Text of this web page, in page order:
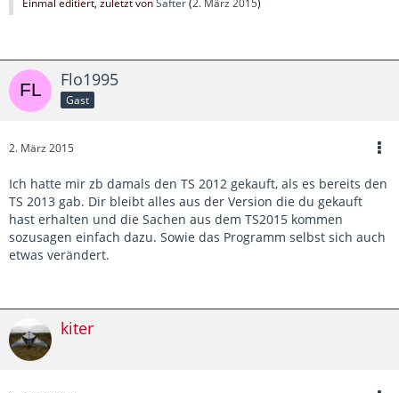
Einmal editiert, zuletzt vonSafter(2. März 2015)
Flo1995
Gast
2. März 2015
Ich hatte mir zb damals den TS 2012 gekauft, als es bereits den
TS 2013 gab. Dir bleibt alles aus der Version die du gekauft
hast erhalten und die Sachen aus dem TS2015 kommen
sozusagen einfach dazu. Sowie das Programm selbst sich auch
etwas verändert.
kiter